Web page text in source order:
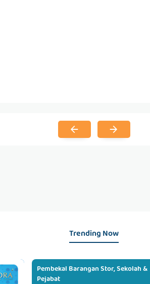
Trending Now
Pembekal Barangan Stor, Sekolah &
Pejabat